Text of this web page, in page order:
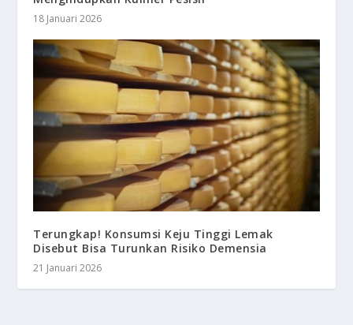
18 Januari 2026
Terungkap! Konsumsi Keju Tinggi Lemak
Disebut Bisa Turunkan Risiko Demensia
21 Januari 2026